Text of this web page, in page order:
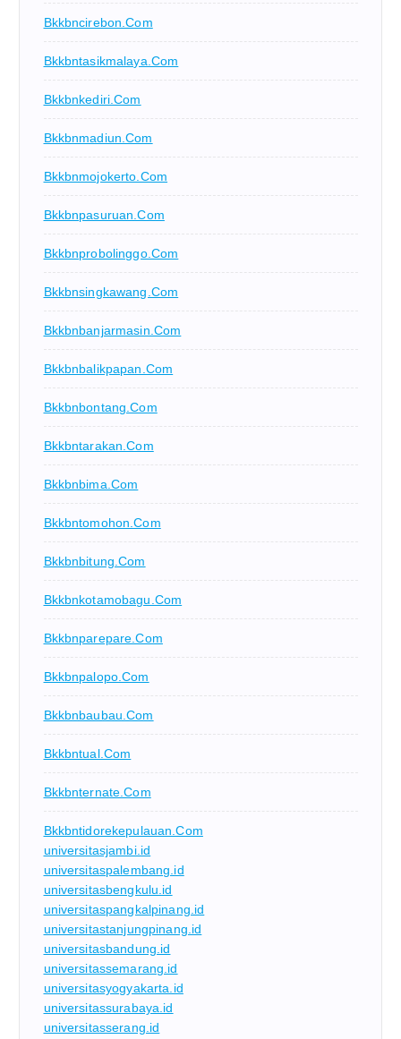
Bkkbncirebon.com
Bkkbntasikmalaya.com
Bkkbnkediri.com
Bkkbnmadiun.com
Bkkbnmojokerto.com
Bkkbnpasuruan.com
Bkkbnprobolinggo.com
Bkkbnsingkawang.com
Bkkbnbanjarmasin.com
Bkkbnbalikpapan.com
Bkkbnbontang.com
Bkkbntarakan.com
Bkkbnbima.com
Bkkbntomohon.com
Bkkbnbitung.com
Bkkbnkotamobagu.com
Bkkbnparepare.com
Bkkbnpalopo.com
Bkkbnbaubau.com
Bkkbntual.com
Bkkbnternate.com
Bkkbntidorekepulauan.com
universitasjambi.id
universitaspalembang.id
universitasbengkulu.id
universitaspangkalpinang.id
universitastanjungpinang.id
universitasbandung.id
universitassemarang.id
universitasyogyakarta.id
universitassurabaya.id
universitasserang.id